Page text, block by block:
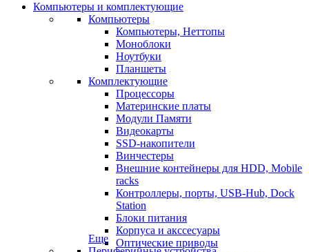
Компьютеры и комплектующие
Компьютеры
Компьютеры, Неттопы
Моноблоки
Ноутбуки
Планшеты
Комплектующие
Процессоры
Материнские платы
Модули Памяти
Видеокарты
SSD-накопители
Винчестеры
Внешние контейнеры для HDD, Mobile
racks
Контроллеры, порты, USB-Hub, Dock
Station
Блоки питания
Корпуса и акссесуары
Оптические приводы
Еще